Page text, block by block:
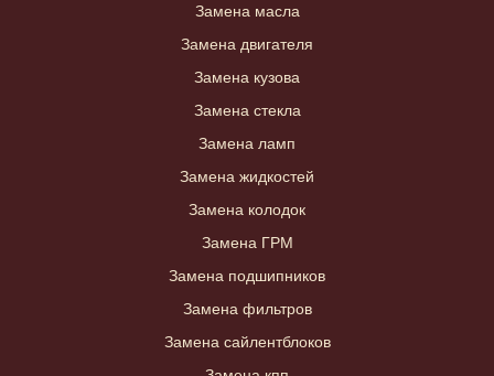
Замена масла
Замена двигателя
Замена кузова
Замена стекла
Замена ламп
Замена жидкостей
Замена колодок
Замена ГРМ
Замена подшипников
Замена фильтров
Замена сайлентблоков